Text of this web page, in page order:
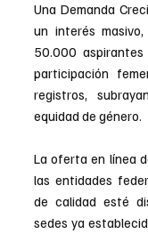
Una Demanda
un interés
50.000
participación
registros,
equidad de género.
La oferta en línea
las entidades
de calidad esté
sedes ya